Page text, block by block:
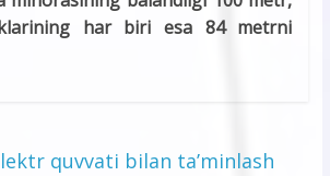
har biri esa 84 metrni
quvvati bilan ta’minlash